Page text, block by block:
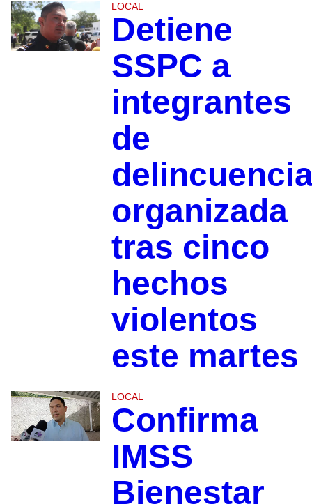
LOCAL
Detiene
SSPC a
integrantes
de
organizada
tras cinco
hechos
violentos
este martes
LOCAL
Confirma
IMSS
Bienestar